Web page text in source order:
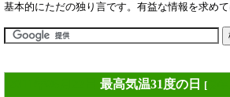
基本的にただの独り言です。有益な情報を求め
最高気温31度の日 [